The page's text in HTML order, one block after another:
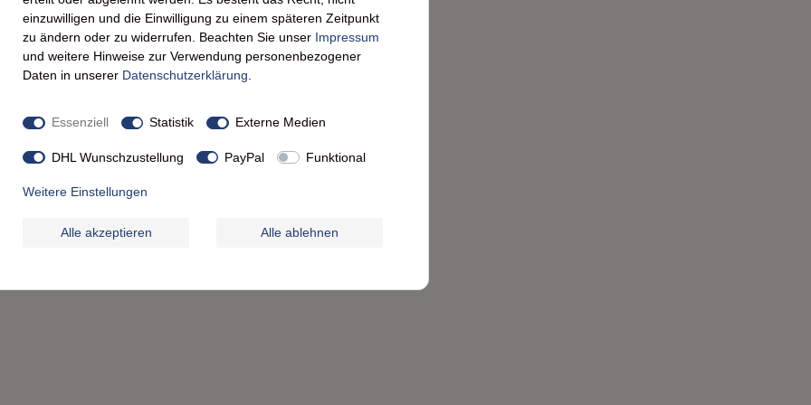
Dressings oder als feiner
Speisen und verleiht ihnen
pro 100 g
einzuwilligen und die Einwilligung zu einem späteren Zeitpunkt
zu ändern oder zu widerrufen. Beachten Sie unser Impressum
und weitere Hinweise zur Verwendung personenbezogener
Daten in unserer Daten­schutz­erklärung
Essenziell Statistik Externe Medien
DHL Wunschzustellung PayPal Funktional
Weitere Einstellungen
Alle akzeptieren Alle ablehnen